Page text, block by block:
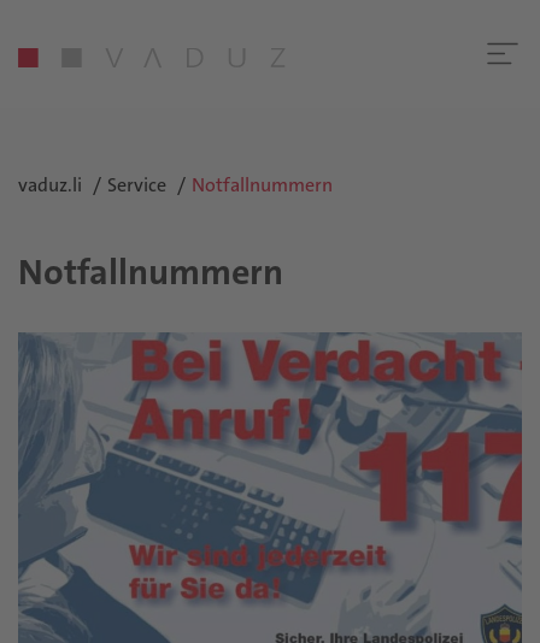
vaduz.li Service Notfallnummern
Notfallnummern